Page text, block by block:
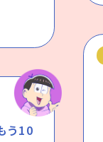
う10